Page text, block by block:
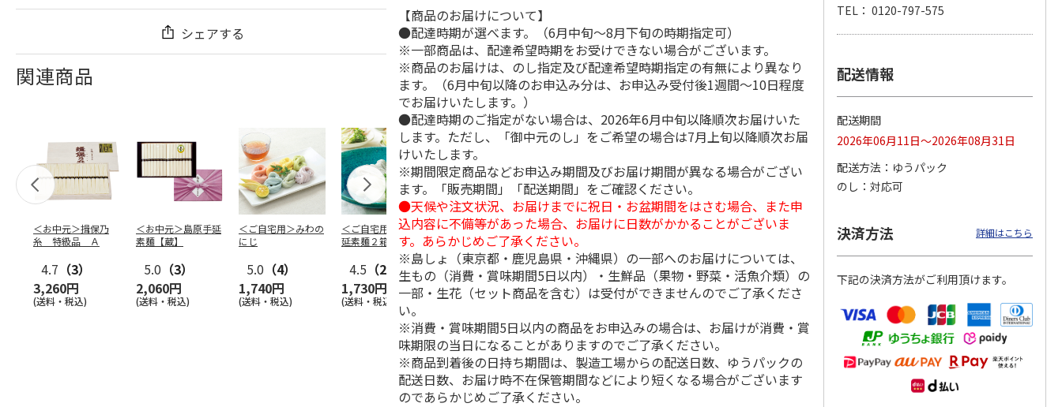
シェアする
関連商品
＜お中元＞揖保乃
糸 特級品 Ａ
4.7 （3）
3,260円
(送料・税込)
＜お中元＞島原手延
素麺【蔵】
5.0 （3）
2,060円
(送料・税込)
＜ご自宅用＞みわの
にじ
5.0 （4）
1,740円
(送料・税込)
＜ご自宅用＞島原手
延素麺２箱・黒ごま
4.5 （2）
1,730円
(送料・税込)
＜お中元＞島原手延
素麺３ｋｇ【古（ひ
ね）】
5.0（2）
3,980円
(送料・税込)
＜お中元＞お徳用
「国産小麦」小豆島
手延べ素麺
5.0（1）
2,700円
(送料・税込)
＜ご自宅用＞島原手
（ひね）】
4.5（2）
2,940円
(送料・税込)
国産熟成 おいしい
す
5.0（1）
3,240円
(送料・税込)
＜お中元＞三輪素
麺 誉 Ｂ
2,950円
三輪素麺 正倉院文
様パッケージ細麺
白髭
4,200円
(送料・税込)
【商品のお届けについて】
●配達時期が選べます。（6月中旬～8月下旬の時期指定可）
※一部商品は、配達希望時期をお受けできない場合がございます。
※商品のお届けは、のし指定及び配達希望時期指定の有無により異なり
ます。（6月中旬以降のお申込み分は、お申込み受付後1週間～10日程度
でお届けいたします。）
●配達時期のご指定がない場合は、2026年6月中旬以降順次お届けいた
します。ただし、「御中元のし」をご希望の場合は7月上旬以降順次お届
けいたします。
※期間限定商品などお申込み期間及びお届け期間が異なる場合がござい
ます。「販売期間」「配送期間」をご確認ください。
●天候や注文状況、お届けまでに祝日・お盆期間をはさむ場合、また申
込内容に不備等があった場合、お届けに日数がかかることがございま
す。あらかじめご了承ください。
※島しょ（東京都・鹿児島県・沖縄県）の一部へのお届けについては、
生もの（消費・賞味期間5日以内）・生鮮品（果物・野菜・活魚介類）の
一部・生花（セット商品を含む）は受付ができませんのでご了承くださ
い。
※消費・賞味期間5日以内の商品をお申込みの場合は、お届けが消費・賞
味期限の当日になることがありますのでご了承ください。
※商品到着後の日持ち期間は、製造工場からの配送日数、ゆうパックの
配送日数、お届け時不在保管期間などにより短くなる場合がございます
のであらかじめご了承ください。
TEL： 0120-797-575
配送情報
配送期間
2026年06月11日～2026年08月31日
配送方法
ゆうパック
のし
対応可
決済方法 詳細はこちら
下記の決済方法がご利用頂けます。